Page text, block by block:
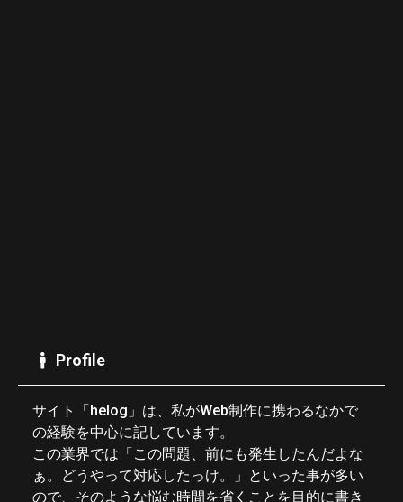
Profile
サイト「helog」は、私がWeb制作に携わるなかで
の経験を中心に記しています。
この業界では「この問題、前にも発生したんだよな
ぁ。どうやって対応したっけ。」といった事が多い
ので、そのような悩む時間を省くことを目的に書き